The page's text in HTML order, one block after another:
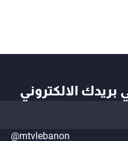
بريدك الالكتروني
@mtvlebanon